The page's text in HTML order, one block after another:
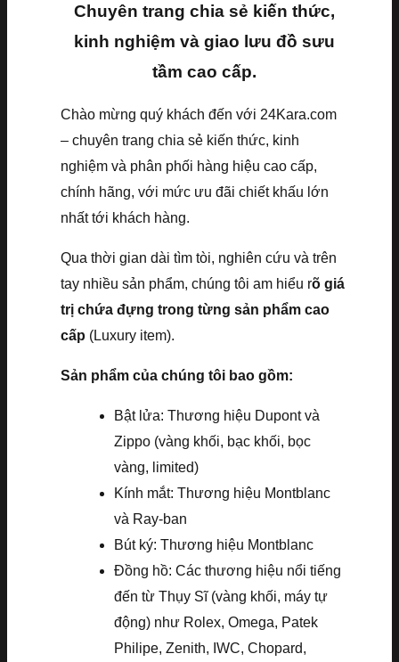
Chuyên trang chia sẻ kiến thức,
kinh nghiệm và giao lưu đồ sưu
tầm cao cấp.
Chào mừng quý khách đến với 24Kara.com
– chuyên trang chia sẻ kiến thức, kinh
nghiệm và phân phối hàng hiệu cao cấp,
chính hãng, với mức ưu đãi chiết khấu lớn
nhất tới khách hàng.
Qua thời gian dài tìm tòi, nghiên cứu và trên
tay nhiều sản phẩm, chúng tôi am hiểu rõ giá
trị chứa đựng trong từng sản phẩm cao
cấp (Luxury item).
Sản phẩm của chúng tôi bao gồm:
Bật lửa: Thương hiệu Dupont và
Zippo (vàng khối, bạc khối, bọc
vàng, limited)
Kính mắt: Thương hiệu Montblanc
và Ray-ban
Bút ký: Thương hiệu Montblanc
Đồng hồ: Các thương hiệu nổi tiếng
đến từ Thụy Sĩ (vàng khối, máy tự
động) như Rolex, Omega, Patek
Philipe, Zenith, IWC, Chopard,